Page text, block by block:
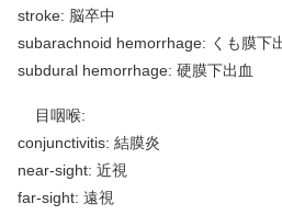
stroke: 脳卒中
subarachnoid hemorrhage: くも膜下
subdural hemorrhage: 硬膜下出血
目咽喉:
conjunctivitis: 結膜炎
near-sight: 近視
far-sight: 遠視